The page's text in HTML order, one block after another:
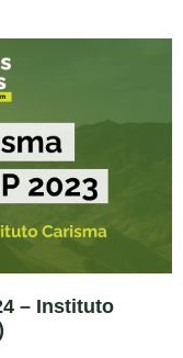
– Instituto